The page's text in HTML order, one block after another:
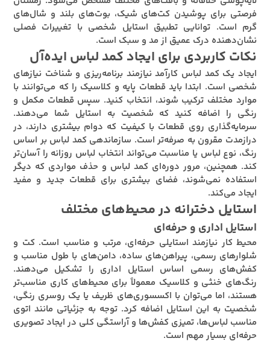
فرصتی برای پوشیدن کت‌های شیک، بوت‌های بلند و شال‌های
گرم است. توانایی تطبیق استایل شخصی با تغییرات فصلی
نشان‌دهنده درک عمیق از مد و سبک است.
نکات کاربردی برای ایجاد کمد لباس ایده‌آل
ایجاد یک کمد لباس کارآمد نیازمند برنامه‌ریزی و شناخت نیازهای
شخصی است. ابتدا باید قطعات پایه و کلاسیک را که می‌توانند با
موارد مختلف ترکیب شوند، انتخاب کنید. سپس قطعات مکمل و
رنگی را اضافه کنید که شخصیت به استایل شما می‌دهند.
سرمایه‌گذاری روی قطعات با کیفیت که دوام بیشتری دارند، در
درازمدت مقرون به صرفه‌تر است. سازماندهی کمد لباس بر اساس
رنگ، نوع لباس یا مناسبت می‌تواند انتخاب لباس روزانه را آسان‌تر
کند. همچنین، مرور دوره‌ای کمد لباس و حذف مواردی که دیگر
استفاده نمی‌شوند، فضای بیشتری برای قطعات جدید و مفید
ایجاد می‌کند.
استایل دخترانه در محیط‌های مختلف
استایل اداری و حرفه‌ای
محیط کار نیازمند استایلی حرفه‌ای، مرتب و مناسب است. کت و
شلوارهای رسمی، پیراهن‌های ساده، دامن‌های با طول مناسب و
کفش‌های رسمی اساس استایل اداری را تشکیل می‌دهند.
رنگ‌های خنثی و کلاسیک معمولاً برای محیط‌های کاری مناسب‌تر
هستند، اما می‌توان با اکسسوری‌های ظریف یا یک روسری رنگی،
شخصیت به این استایل اضافه کرد. توجه به جزئیاتی مانند اتوی
مناسب لباس‌ها، تمیزی کفش‌ها و آراستگی کلی در ایجاد تصویری
حرفه‌ای بسیار مهم است.